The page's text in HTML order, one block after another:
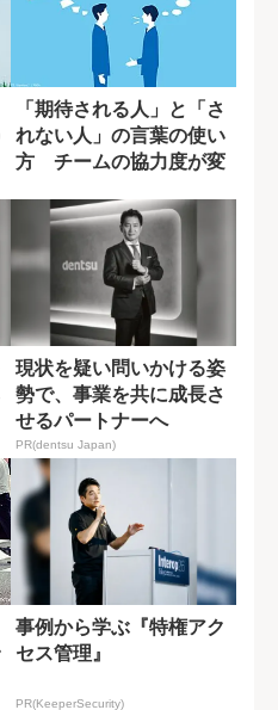
「期待される人」と「さ
れない人」の言葉の使い
方 チームの協力度が変
現状を疑い問いかける姿
勢で、事業を共に成長さ
せるパートナーへ
PR(dentsu Japan)
事例から学ぶ『特権アク
セス管理』
PR(KeeperSecurity)